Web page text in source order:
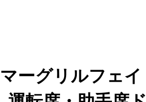
ーグリルフェイ